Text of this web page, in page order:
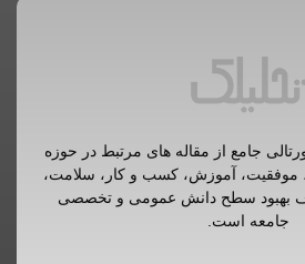
جامع از مقاله های مرتبط در حوزه
موفقیت، آموزش، کسب و کار، سلامت،
بهبود سطح دانش عمومی و تخصصی
جامعه است.